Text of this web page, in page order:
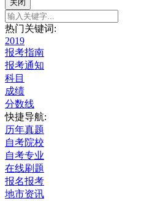
关闭
热门关键词:
2019
报考指南
报考通知
科目
成绩
分数线
快捷导航:
历年真题
自考院校
自考专业
在线刷题
报名报考
地市资讯